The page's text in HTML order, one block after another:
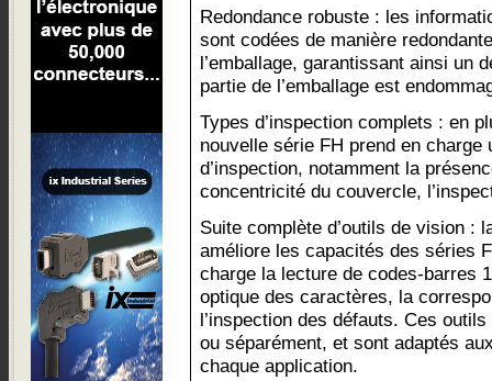
Redondance robuste : les
sont codées de manière
l’emballage, garantissant ainsi un
partie de l’emballage est
Types d’inspection complets : en
nouvelle série FH prend en charge
d’inspection, notamment la
concentricité du couvercle,
Suite complète d’outils de vision :
améliore les capacités des séries
charge la lecture de codes-barres
optique des caractères, la
l’inspection des défauts. Ces
ou séparément, et sont adaptés
chaque application.